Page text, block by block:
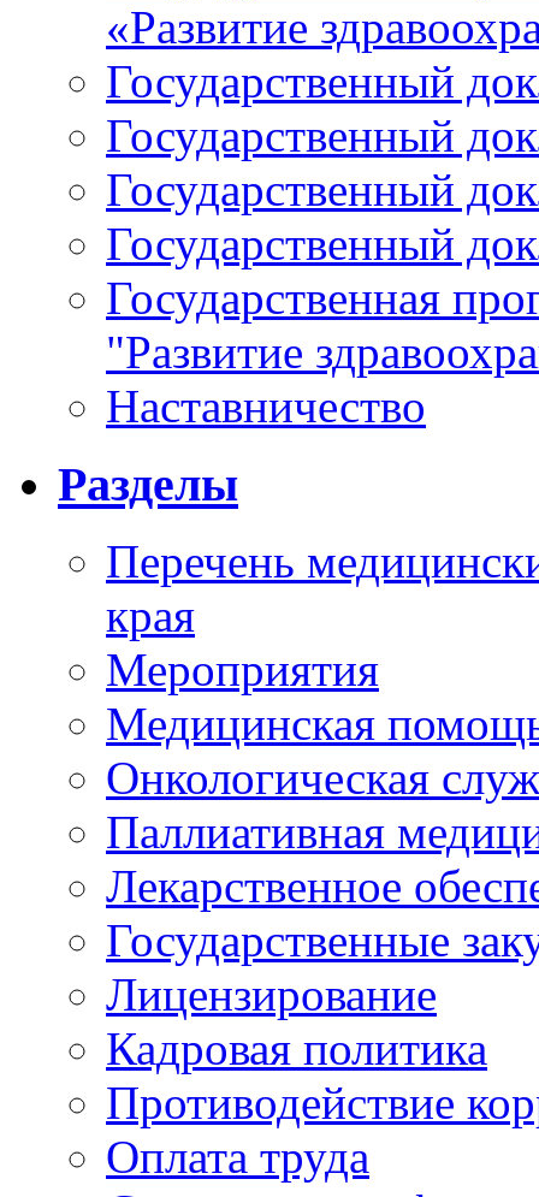
«Развитие
Государственный
Государственный
Государственный
Государственный
Государственная
"Развитие
Наставничество
Разделы
Перечень
края
Мероприятия
Медицинская
Онкологическая
Паллиативная
Лекарственное
Государственные
Лицензирование
Кадровая политика
Противодействие
Оплата труда